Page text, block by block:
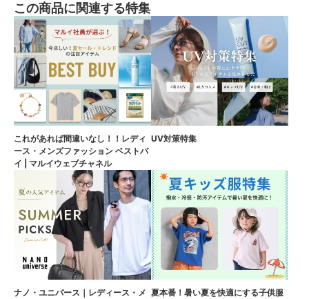
この商品に関連する特集
これがあれば間違いなし！！レディ
ース・メンズファッション ベストバ
イ | マルイウェブチャネル
UV対策特集
ナノ・ユニバース｜レディース・メ 夏本番！暑い夏を快適にする子供服